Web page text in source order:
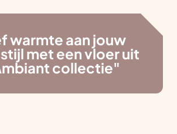
warmte aan jouw
met een vloer uit
collectie"